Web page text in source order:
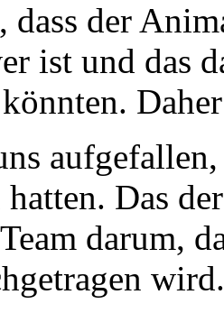
dass der
ist und das
hatten. Das
darum,
wird.